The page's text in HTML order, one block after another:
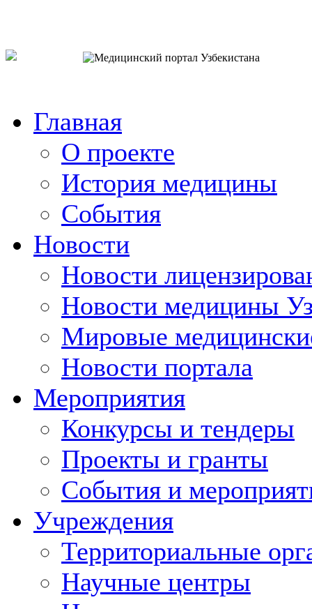
Главная
О проекте
История медицины
События
Новости
Новости
Новости медицины
Мировые
Новости портала
Мероприятия
Конкурсы и тендеры
Проекты и гранты
События и
Учреждения
Территориальные
Научные центры